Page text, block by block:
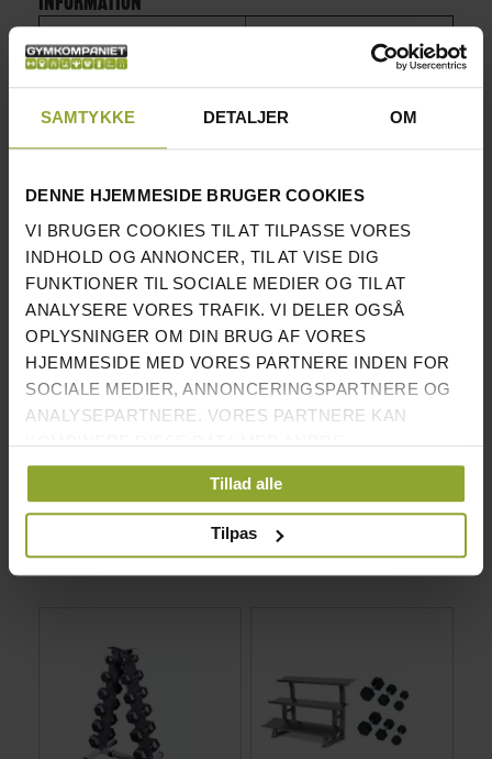
SAMTYKKE DETALJER OM
DENNE HJEMMESIDE BRUGER COOKIES
VI BRUGER COOKIES TIL AT TILPASSE VORES
INDHOLD OG ANNONCER, TIL AT VISE DIG
FUNKTIONER TIL SOCIALE MEDIER OG TIL AT
ANALYSERE VORES TRAFIK. VI DELER OGSÅ
OPLYSNINGER OM DIN BRUG AF VORES
HJEMMESIDE MED VORES PARTNERE INDEN FOR
SOCIALE MEDIER, ANNONCERINGSPARTNERE OG
ANALYSEPARTNERE. VORES PARTNERE KAN
KOMBINERE DISSE DATA MED ANDRE
OPLYSNINGER, DU HAR GIVET DEM, ELLER SOM DE
HAR INDSAMLET FRA DIN BRUG AF DERES
TJENESTER.
Tillad alle
Tilpas
GREPPFLADE
GREPPDIAMETER 3,4CM
KROMAT GREPP √
FLERE FORSKELLIGE
STØRRELSER
√
TÅLER KOMMERCIEL BRUG √
OBS: SÆLGES STYKKER
Her finder du vores øvrige håndvægte!
VI FANDT ANDRE PRODUKTER DU MÅSKE KAN LIDE!